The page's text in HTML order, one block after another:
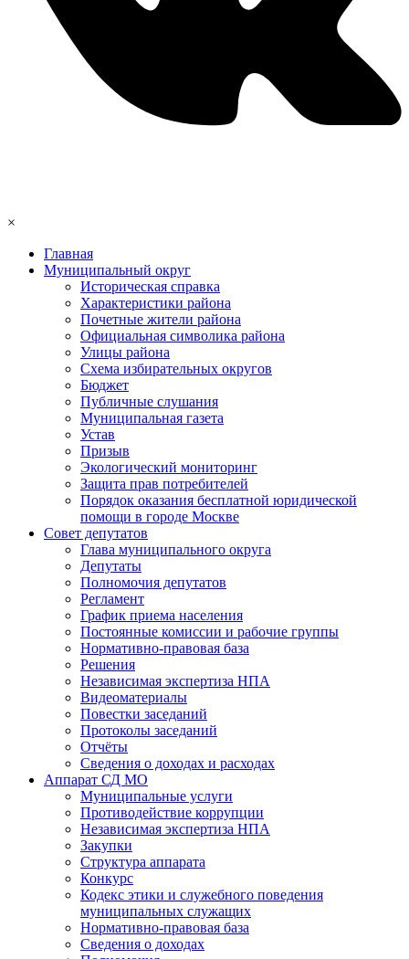
×
Главная
Муниципальный округ
Историческая справка
Характеристики района
Почетные жители района
Официальная символика района
Улицы района
Схема избирательных округов
Бюджет
Публичные слушания
Муниципальная газета
Устав
Призыв
Экологический мониторинг
Защита прав потребителей
Порядок оказания бесплатной юридической
помощи в городе Москве
Совет депутатов
Глава муниципального округа
Депутаты
Полномочия депутатов
Регламент
График приема населения
Постоянные комиссии и рабочие группы
Нормативно-правовая база
Решения
Независимая экспертиза НПА
Видеоматериалы
Повестки заседаний
Протоколы заседаний
Отчёты
Сведения о доходах и расходах
Аппарат СД МО
Муниципальные услуги
Противодействие коррупции
Независимая экспертиза НПА
Закупки
Структура аппарата
Конкурс
Кодекс этики и служебного поведения
муниципальных служащих
Нормативно-правовая база
Сведения о доходах